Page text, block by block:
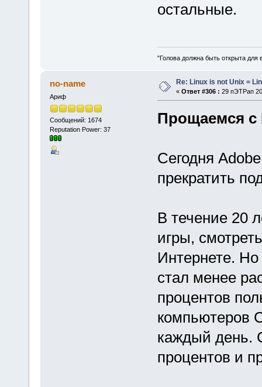
остальные.
"Голова должна быть открыта
no-name
Ариф
Сообщений: 1674
Reputation Power: 37
Re: Linux is not Unix =
« Ответ #306 : 29 пЭТРап
Прощаемся с
Сегодня
прекратить
В течение 20
игры,
Интернете. Но
стал менее
процентов
компьютеров
каждый день.
процентов и